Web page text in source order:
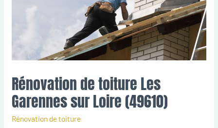
Rénovation de toiture Les
Garennes sur Loire (49610)
Rénovation de toiture